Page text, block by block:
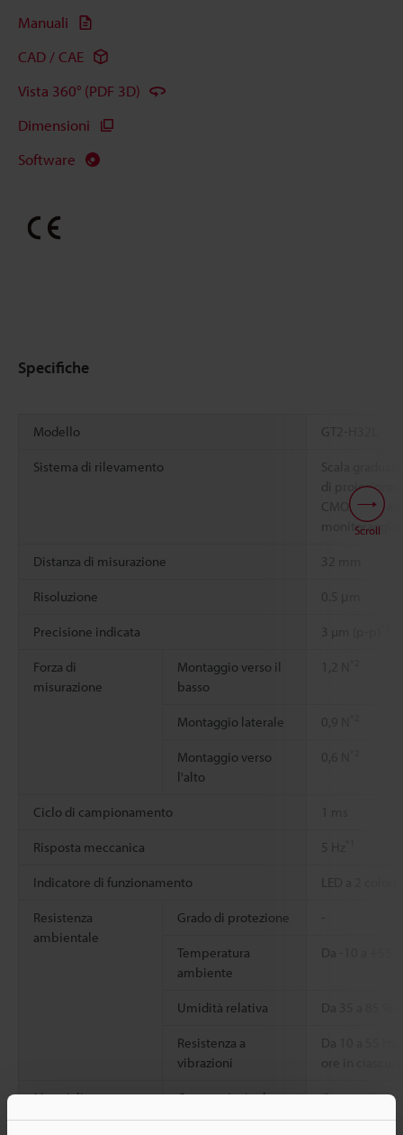
Manuali
CAD / CAE
Vista 360° (PDF 3D)
Dimensioni
Software
Specifiche
Modello GT2-H32L
Sistema di rilevamento
Scala
di proiezione
CMOS, tipo
monitoraggio)
Distanza di misurazione 32 mm
Risoluzione 0.5 μm
Precisione indicata 3 µm (p-p)
Forza di
misurazione
Montaggio verso il
basso
Montaggio laterale 0,9 N
Montaggio verso
l'alto
0,6 N
Ciclo di campionamento
Risposta meccanica 5 Hz
Indicatore di funzionamento
Resistenza
ambientale
Grado di protezione -
Temperatura
ambiente
Da -10 a +55
Umidità relativa Da 35 a 85 %
Resistenza a
vibrazioni
Da 10 a 55
ore in
Materiali Corpo principale
Corpo
di zinco,
Scroll